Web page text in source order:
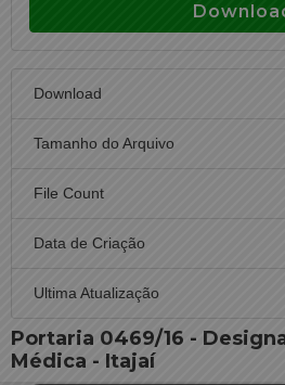
Download
Tamanho do Arquivo
File Count
Data de Criação
Ultima Atualização
Portaria 0469/16 -
Médica - Itajaí